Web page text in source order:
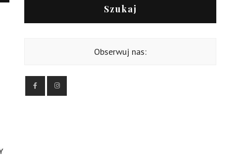
Szukaj
Obserwuj nas: